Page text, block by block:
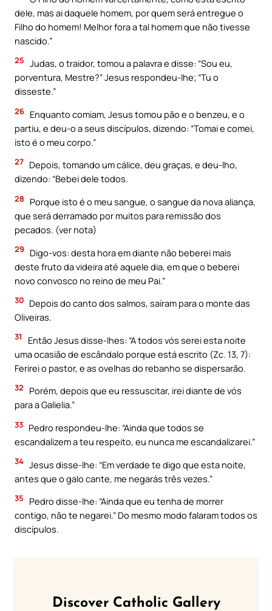
dele, mas ai daquele homem, por quem será entregue o
Filho do homem! Melhor fora a tal homem que não tivesse
nascido.”
25 Judas, o traidor, tomou a palavra e disse: “Sou eu,
porventura, Mestre?” Jesus respondeu-lhe; “Tu o
disseste.”
26 Enquanto comiam, Jesus tomou pão e o benzeu, e o
partiu, e deu-o a seus discípulos, dizendo: “Tomai e comei,
isto é o meu corpo.”
27 Depois, tomando um cálice, deu graças, e deu-lho,
dizendo: “Bebei dele todos.
28
Porque isto é o meu sangue, o sangue da nova aliança,
que será derramado por muitos para remissão dos
pecados. (ver nota)
29
Digo-vos: desta hora em diante não beberei mais
deste fruto da videira até aquele dia, em que o beberei
novo convosco no reino de meu Pai.”
30 Depois do canto dos salmos, saíram para o monte das
Oliveiras.
31
Então Jesus disse-lhes: “A todos vós serei esta noite
uma ocasião de escândalo porque está escrito (Zc. 13, 7):
Ferirei o pastor, e as ovelhas do rebanho se dispersarão.
32
Porém, depois que eu ressuscitar, irei diante de vós
para a Galielia.”
33 Pedro respondeu-lhe: “Ainda que todos se
escandalizem a teu respeito, eu nunca me escandalizarei.”
34 Jesus disse-lhe: “Em verdade te digo que esta noite,
antes que o galo cante, me negarás três vezes.”
35
Pedro disse-lhe: “Ainda que eu tenha de morrer
contigo, não te negarei.” Do mesmo modo falaram todos os
discípulos.
Discover Catholic Gallery